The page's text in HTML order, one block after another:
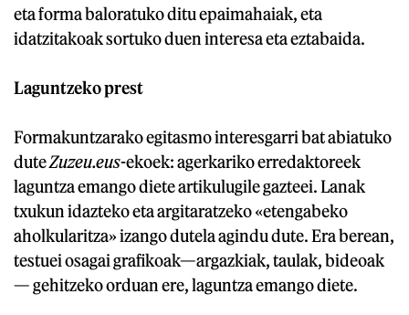
eta forma baloratuko ditu epaimahaiak, eta
idatzitakoak sortuko duen interesa eta eztabaida.
Laguntzeko prest
Formakuntzarako egitasmo interesgarri bat abiatuko
duteZuzeu.eus-ekoek: agerkariko erredaktoreek
laguntza emango diete artikulugile gazteei. Lanak
txukun idazteko eta argitaratzeko «etengabeko
aholkularitza» izango dutela agindu dute. Era berean,
testuei osagai grafikoak—argazkiak, taulak, bideoak
— gehitzeko orduan ere, laguntza emango diete.